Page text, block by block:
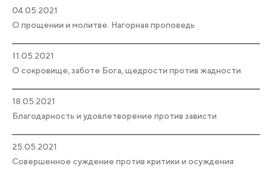
04.05.2021
О прощении и молитве. Нагорная проповедь
11.05.2021
О сокровище, заботе Бога, щедрости против жадности
18.05.2021
Благодарность и удовлетворение против зависти
25.05.2021
Совершенное суждение против критики и осуждения